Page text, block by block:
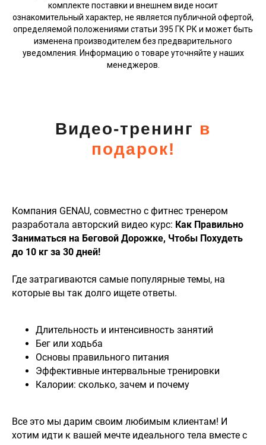
комплекте поставки и внешнем виде носит
ознакомительный характер, не является публичной офертой,
определяемой положениями статьи 395 ГК РК и может быть
изменена производителем без предварительного
уведомления. Информацию о товаре уточняйте у наших
менеджеров.
Видео-тренинг в
подарок!
Компания GENAU, совместно с фитнес тренером
разработала авторский видео курс: Как Правильно
Заниматься на Беговой Дорожке, Чтобы Похудеть
до 10 кг за 30 дней!
Где затрагиваются самые популярные темы, на
которые вы так долго ищете ответы.
Длительность и интенсивность занятий
Бег или ходьба
Основы правильного питания
Эффективные интервальные тренировки
Калории: сколько, зачем и почему
Все это мы дарим своим любимым клиентам! И
хотим идти к вашей мечте идеального тела вместе с
Как купить
Гарантия и сервис
Блог
Политика конфиденциальности
Договор оферты
Ежедневно с 10:00 до 22:00
Написать директору:
genau.kz без разрешения запрещена. Все права
защищены. Информация на сайте www.genau.kz не
является публичной офертой. Указанные цены
действуют только при оформлении заказа через
Genau могут отличаться от указанных на сайте. Вы
принимаете условия политики конфиденциальности и
пользовательского соглашения каждый раз, когда
оставляете свои данные в любой форме обратной
связи на сайте Genau.kz.
Онлайн заказы принимаются круглосуточно и
без выходных!
Наши социальные сети